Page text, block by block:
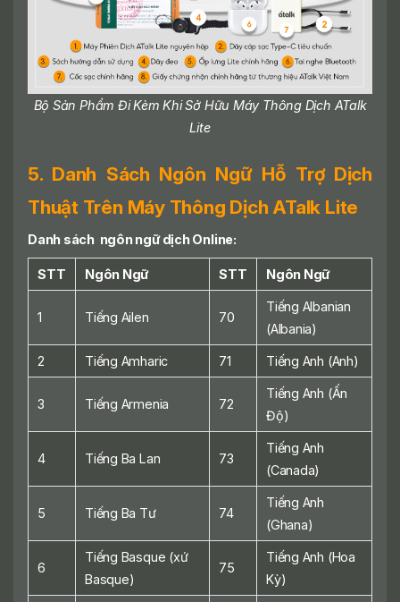
Bộ Sản Phẩm Đi Kèm Khi Sở Hữu Máy Thông Dịch ATalk
Lite
5. Danh Sách Ngôn Ngữ Hỗ Trợ Dịch
Thuật Trên Máy Thông Dịch ATalk Lite
Danh sách ngôn ngữ dịch Online:
STT Ngôn Ngữ STT Ngôn Ngữ
1 Tiếng Ailen 70
Tiếng Albanian
(Albania)
2 Tiếng Amharic 71 Tiếng Anh (Anh)
3 Tiếng Armenia 72
Tiếng Anh (Ấn
Độ)
4 Tiếng Ba Lan 73
Tiếng Anh
(Canada)
5 Tiếng Ba Tư 74
Tiếng Anh
(Ghana)
6
Tiếng Basque (xứ
Basque)
75
Tiếng Anh (Hoa
Kỳ)